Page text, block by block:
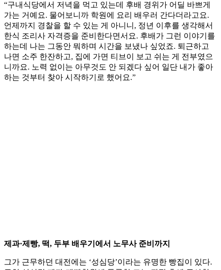
“구내식당에서 저녁을 먹고 있는데 후배 경위가 어딜 바쁘게
가는 거예요. 물어보니까 학원에 요리 배우러 간다더라고요.
언제까지 경찰을 할 수 있는 게 아니니, 정년 이후를 생각해서
한식 조리사 자격증을 준비한다면서요. 후배가 그런 이야기를
하는데 나는 그동안 뭐하며 시간을 보냈나 싶었죠. 퇴근하고
나면 소주 한잔하고, 집에 가면 티브이 보고 쉬는 게 전부였으
니까요. 노력 없이는 아무것도 안 되겠다 싶어 일단 내가 좋아
하는 것부터 찾아 시작하기로 했어요.”
제과·제빵, 떡, 두부 배우기에서 노무사 준비까지
그가 근무하던 대전에는 ‘성심당’이라는 유명한 빵집이 있다.